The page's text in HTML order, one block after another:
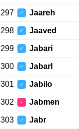
297 ♂ Jaareh
298 ♂ Jaaved
299 ♂ Jabari
300 ♂ Jabarl
301 ♂ Jabilo
302 ♀ Jabmen
303 ♂ Jabr